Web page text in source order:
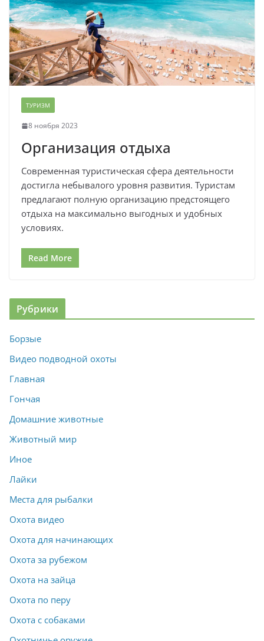
ТУРИЗМ
8 ноября 2023
Организация отдыха
Современная туристическая сфера деятельности
достигла небывалого уровня развития. Туристам
предлагают полную организацию предстоящего
отдыха на максимально выгодных и удобных
условиях.
Read More
Рубрики
Борзые
Видео подводной охоты
Главная
Гончая
Домашние животные
Животный мир
Иное
Лайки
Места для рыбалки
Охота видео
Охота для начинающих
Охота за рубежом
Охота на зайца
Охота по перу
Охота с собаками